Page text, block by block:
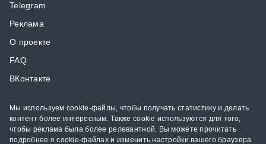
Telegram
Реклама
О проекте
FAQ
ВКонтакте
Мы используем cookie-файлы, чтобы получать статистику и делать
контент более интересным. Также cookie используются для того,
чтобы реклама была более релевантной. Вы можете прочитать
подробнее о cookie-файлах и изменить настройки вашего браузера.